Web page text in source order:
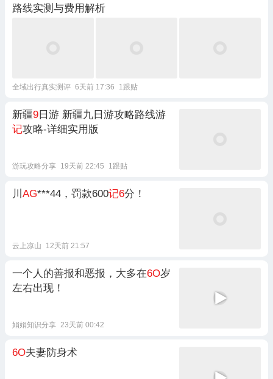
路线实测与费用解析
全域出行真实测评 6天前 17:36 1跟贴
新疆9 日游 新疆九日游攻略路线游
记攻略-详细实用版
游玩攻略分享 19天前 22:45 1跟贴
川 AG***44，罚款600记6分！
云上凉山 12天前 21:57
一个人的善报和恶报，大多在6O岁
左右出现！
娟娟知识分享 23天前 00:42
6O夫妻防身术